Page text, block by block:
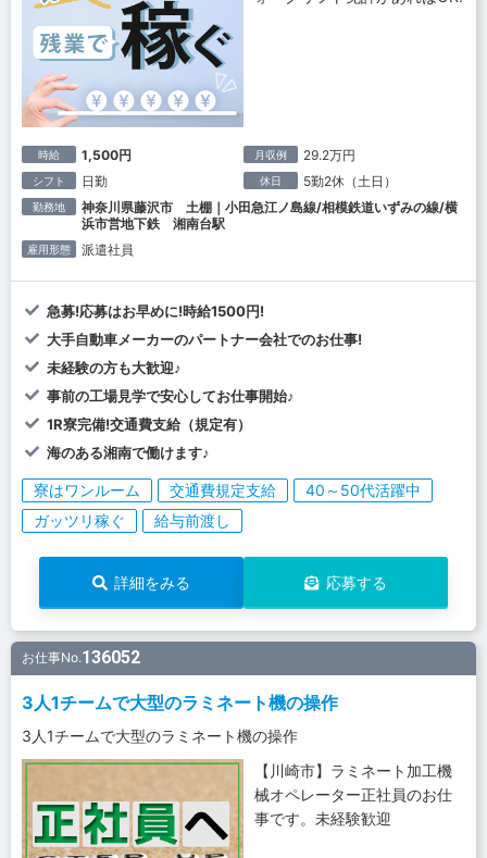
時給 1,500円 月収例 29.2万円
シフト 日勤 休日 5勤2休（土日）
勤務地
神奈川県藤沢市 土棚｜小田急江ノ島線/相模鉄道いずみの線/横
浜市営地下鉄 湘南台駅
雇用形態 派遣社員
急募!応募はお早めに!時給1500円!
大手自動車メーカーのパートナー会社でのお仕事!
未経験の方も大歓迎♪
事前の工場見学で安心してお仕事開始♪
1R寮完備!交通費支給（規定有）
海のある湘南で働けます♪
寮はワンルーム 交通費規定支給
40～50代活躍中
ガッツリ稼ぐ
給与前渡し
詳細をみる 応募する
お仕事No.136052
3人1チームで大型のラミネート機の操作
3人1チームで大型のラミネート機の操作
【川崎市】ラミネート加工機
械オペレーター正社員のお仕
事です。未経験歓迎